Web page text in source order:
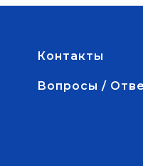
Контакты
Вопросы /